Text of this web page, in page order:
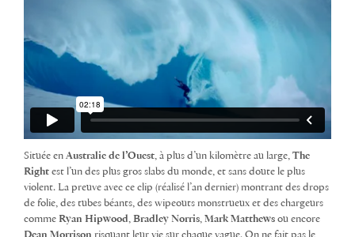
Située en Australie de l’Ouest, à plus d’un kilomètre au large, The
Right est l’un des plus gros slabs du monde, et sans doute le plus
violent. La preuve avec ce clip (réalisé l’an dernier) montrant des drops
de folie, des tubes béants, des wipeouts monstrueux et des chargeurs
comme Ryan Hipwood , Bradley Norris, Mark Matthews ou encore